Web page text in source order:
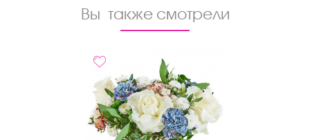
Вы также смотрели